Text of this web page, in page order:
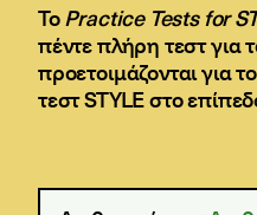
ΤοPractice Tests for
πέντε πλήρη τεστ για
προετοιμάζονται για
τεστ STYLE στο